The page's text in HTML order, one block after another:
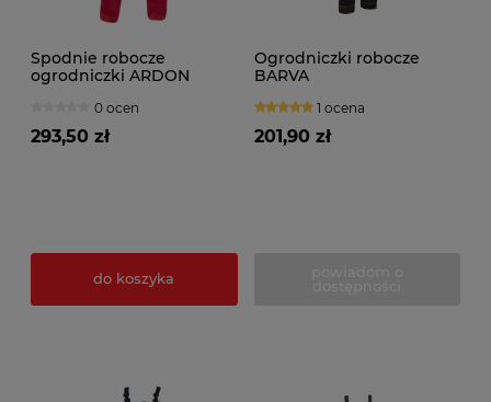
Spodnie robocze
ogrodniczki ARDON
0 ocen
293,50 zł
do koszyka
Ogrodniczki robocze
BARVA
1 ocena
201,90 zł